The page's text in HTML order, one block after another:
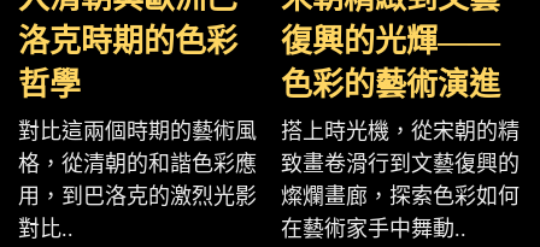
洛克時期的色彩
哲學
對比這兩個時期的藝術風
格，從清朝的和諧色彩應
用，到巴洛克的激烈光影
對比..
復興的光輝——
色彩的藝術演進
搭上時光機，從宋朝的精
致畫卷滑行到文藝復興的
燦爛畫廊，探索色彩如何
在藝術家手中舞動..